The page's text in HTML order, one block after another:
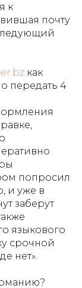
к
почту
как
передать 4
попросил
и уже в
заберут
языкового
срочной
нет».